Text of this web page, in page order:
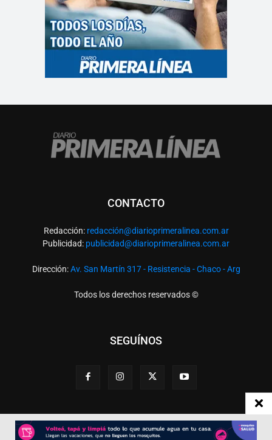
CONTACTO
Redacción: redacción@diarioprimeralinea.com.ar
Publicidad: publicidad@diarioprimeralinea.com.ar
Dirección:Av. San Martín 317 - Resistencia - Chaco - Arg
Todos los derechos reservados ©
SEGUÍNOS
Desarrollado porTP. Web Studio